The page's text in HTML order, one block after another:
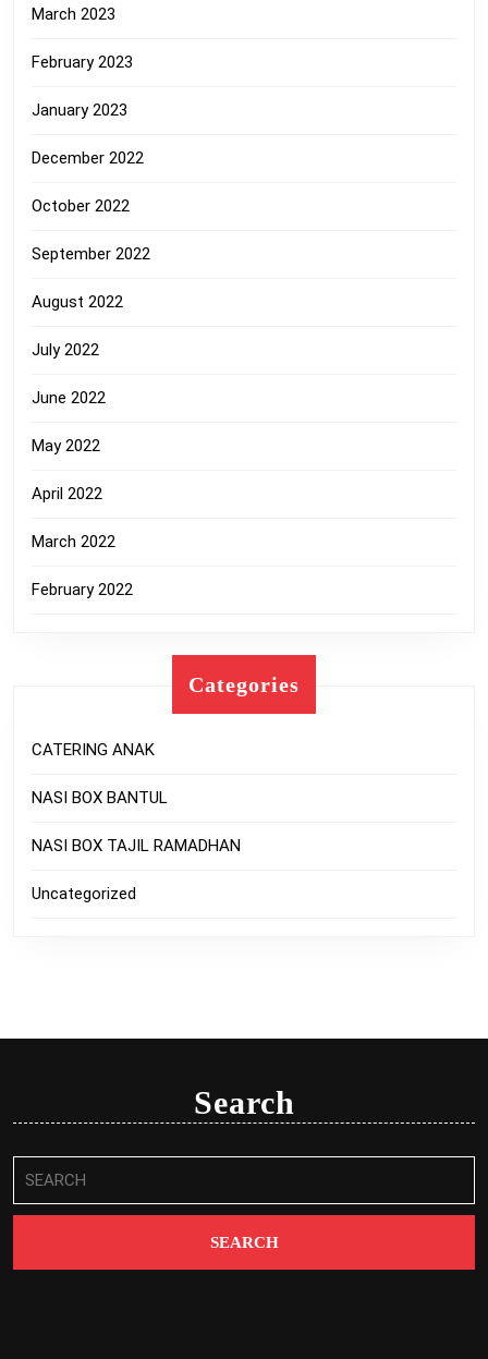
March 2023
February 2023
January 2023
December 2022
October 2022
September 2022
August 2022
July 2022
June 2022
May 2022
April 2022
March 2022
February 2022
Categories
CATERING ANAK
NASI BOX BANTUL
NASI BOX TAJIL RAMADHAN
Uncategorized
Search
for: